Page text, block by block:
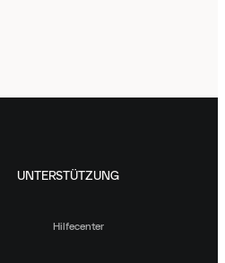
UNTERSTÜTZUNG
Hilfecenter